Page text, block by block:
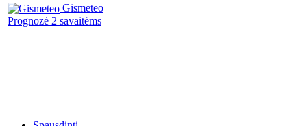
Gismeteo
Prognozė 2 savaitėms